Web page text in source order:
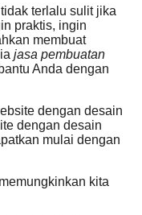
terlalu sulit jika
praktis, ingin
membuat
jasa pembuatan
Anda dengan
dengan desain
dengan desain
mulai dengan
kita